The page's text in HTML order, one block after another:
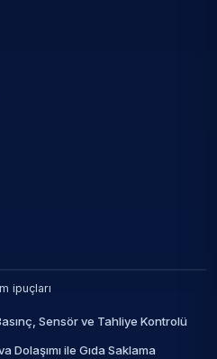
ipuçları
Sensör ve Tahliye Kontrolü
Dolaşımı ile Gıda Saklama